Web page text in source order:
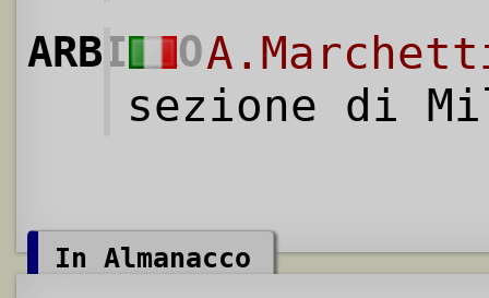
ARBITRO
sezione di
In Almanacco